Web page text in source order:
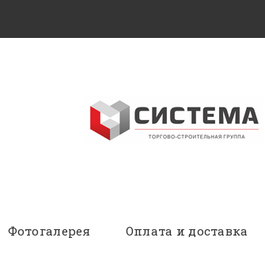
Фотогалерея Оплата и доставка